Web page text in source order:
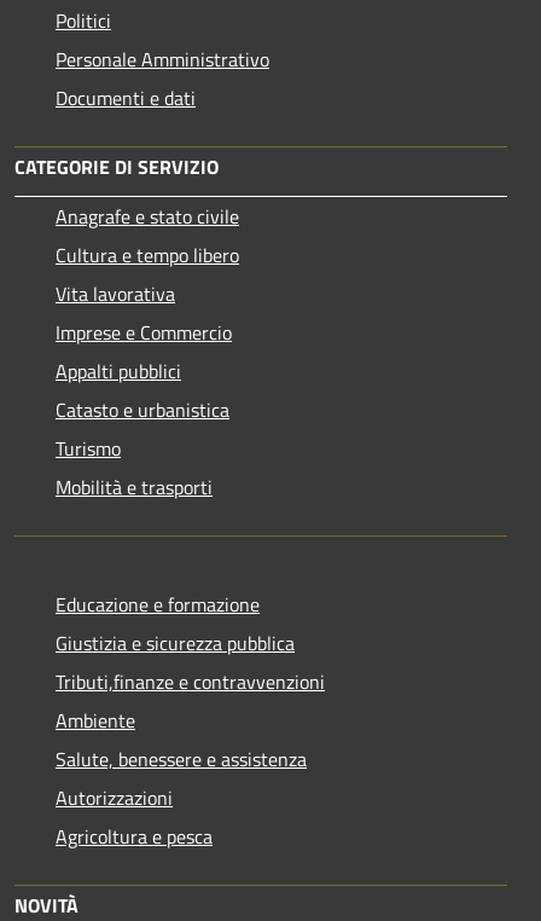
Politici
Personale Amministrativo
Documenti e dati
CATEGORIE DI SERVIZIO
Anagrafe e stato civile
Cultura e tempo libero
Vita lavorativa
Imprese e Commercio
Appalti pubblici
Catasto e urbanistica
Turismo
Mobilità e trasporti
Educazione e formazione
Giustizia e sicurezza pubblica
Tributi,finanze e contravvenzioni
Ambiente
Salute, benessere e assistenza
Autorizzazioni
Agricoltura e pesca
NOVITÀ